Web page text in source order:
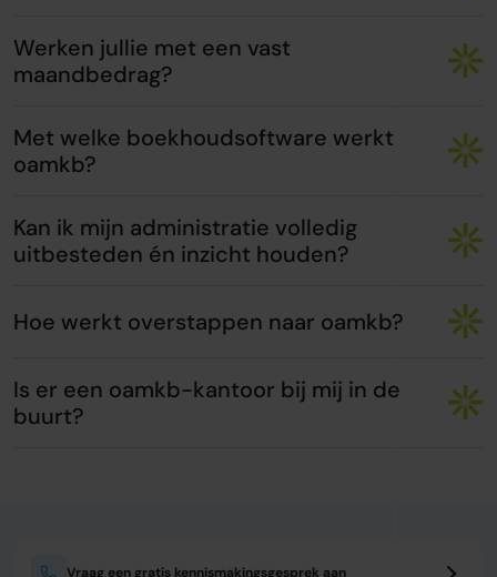
Werken jullie met een vast
maandbedrag?
Met welke boekhoudsoftware werkt
oamkb?
Kan ik mijn administratie volledig
uitbesteden én inzicht houden?
Hoe werkt overstappen naar oamkb?
Is er een oamkb-kantoor bij mij in de
buurt?
Vraag een gratis kennismakingsgesprek aan